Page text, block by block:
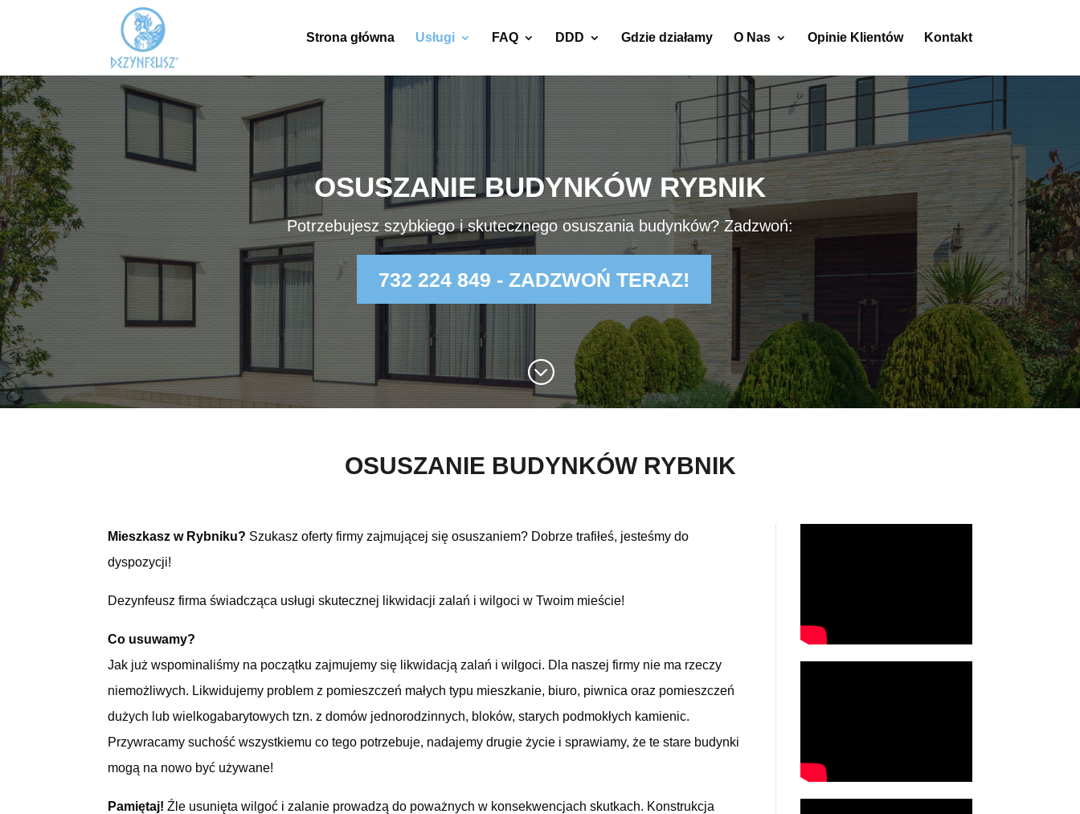
Strona główna Usługi FAQ DDD Gdzie działamy O Nas Opinie Klientów Kontakt
OSUSZANIE BUDYNKÓW RYBNIK
Potrzebujesz szybkiego i skutecznego osuszania budynków? Zadzwoń:
732 224 849 - ZADZWOŃ TERAZ!
;
OSUSZANIE BUDYNKÓW RYBNIK
Mieszkasz w Rybniku? Szukasz oferty firmy zajmującej się osuszaniem? Dobrze trafiłeś, jesteśmy do
dyspozycji!
Dezynfeusz firma świadcząca usługi skutecznej likwidacji zalań i wilgoci w Twoim mieście!
Co usuwamy?
Jak już wspominaliśmy na początku zajmujemy się likwidacją zalań i wilgoci. Dla naszej firmy nie ma rzeczy
niemożliwych. Likwidujemy problem z pomieszczeń małych typu mieszkanie, biuro, piwnica oraz pomieszczeń
dużych lub wielkogabarytowych tzn. z domów jednorodzinnych, bloków, starych podmokłych kamienic.
Przywracamy suchość wszystkiemu co tego potrzebuje, nadajemy drugie życie i sprawiamy, że te stare budynki
mogą na nowo być używane!
Pamiętaj! Źle usunięta wilgoć i zalanie prowadzą do poważnych w konsekwencjach skutkach. Konstrukcja